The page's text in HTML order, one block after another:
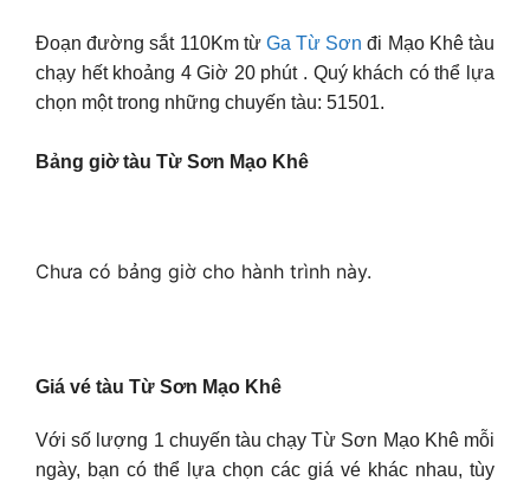
Đoạn đường sắt 110Km từ Ga Từ Sơn đi Mạo Khê tàu
chạy hết khoảng 4 Giờ 20 phút . Quý khách có thể lựa
chọn một trong những chuyến tàu: 51501.
Bảng giờ tàu Từ Sơn Mạo Khê
Chưa có bảng giờ cho hành trình này.
Giá vé tàu Từ Sơn Mạo Khê
Với số lượng 1 chuyến tàu chạy Từ Sơn Mạo Khê mỗi
ngày, bạn có thể lựa chọn các giá vé khác nhau, tùy